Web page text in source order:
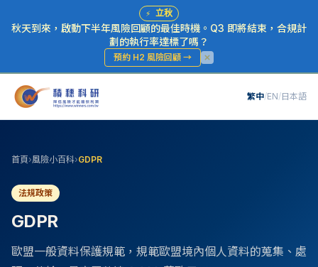
⚡ 立秋
秋天到來，啟動下半年風險回顧的最佳時機。Q3 即將結束，合規計
劃的執行率達標了嗎？
預約 H2 風險回顧 →
繁中/EN/日本語
首頁›風險小百科›GDPR
法規政策
GDPR
歐盟一般資料保護規範，規範歐盟境內個人資料的蒐集、處